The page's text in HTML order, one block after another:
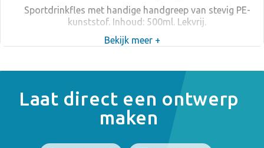
Sportdrinkfles met handige handgreep van stevig PE-
kunststof. Inhoud: 500ml. Lekvrij.
Bekijk meer +
Laat direct een ontwerp
maken